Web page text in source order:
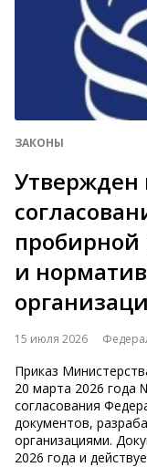
ЗАКОНЫ
Утвержден
пробирной
и
15 июля 2026
Приказ
20 марта 2026 года
согласования
документов,
организациями.
2026 года и